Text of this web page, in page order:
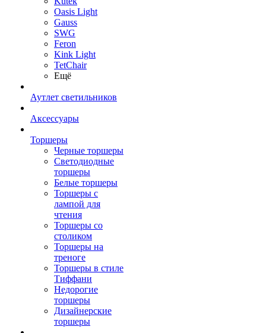
Oasis Light
Gauss
SWG
Feron
Kink Light
TetСhair
Ещё
Аутлет светильников
Аксессуары
Торшеры
Черные торшеры
Светодиодные
торшеры
Белые торшеры
Торшеры с
лампой для
чтения
Торшеры со
столиком
Торшеры на
треноге
Торшеры в стиле
Тиффани
Недорогие
торшеры
Дизайнерские
торшеры